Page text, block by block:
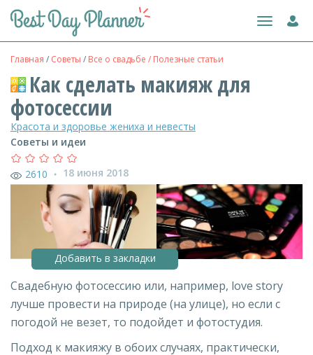
Toggle
Главная / Советы / Все о свадьбе / Полезные статьи
Как сделать макияж для
фотосессии
Красота и здоровье жениха и невесты
Советы и идеи
2610 ● 18 июня 2018
Добавить в закладки
Свадебную фотосессию или, например, love story
лучше провести на природе (на улице), но если с
погодой не везет, то подойдет и фотостудия.
Подход к макияжу в обоих случаях, практически,